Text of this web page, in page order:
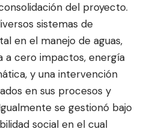
del proyecto.
sistemas de
en el manejo de aguas,
a cero impactos, energía
y una intervención
en sus procesos y
se gestionó bajo
social en el cual